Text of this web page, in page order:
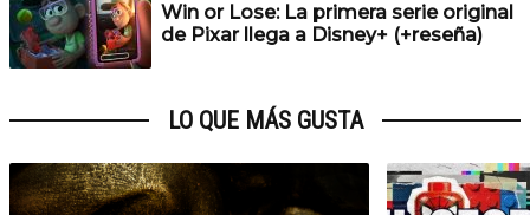
Win or Lose: La primera serie original
de Pixar llega a Disney+ (+reseña)
LO QUE MÁS GUSTA